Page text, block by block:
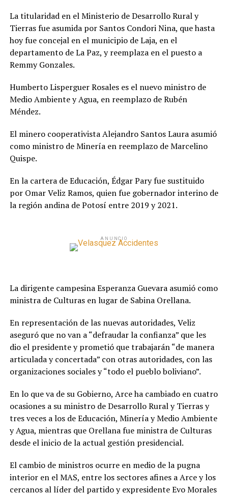
La titularidad en el Ministerio de Desarrollo Rural y
Tierras fue asumida por Santos Condori Nina, que hasta
hoy fue concejal en el municipio de Laja, en el
departamento de La Paz, y reemplaza en el puesto a
Remmy Gonzales.
Humberto Lisperguer Rosales es el nuevo ministro de
Medio Ambiente y Agua, en reemplazo de Rubén
Méndez.
El minero cooperativista Alejandro Santos Laura asumió
como ministro de Minería en reemplazo de Marcelino
Quispe.
En la cartera de Educación, Édgar Pary fue sustituido
por Omar Veliz Ramos, quien fue gobernador interino de
la región andina de Potosí entre 2019 y 2021.
ANUNCIO
La dirigente campesina Esperanza Guevara asumió como
ministra de Culturas en lugar de Sabina Orellana.
En representación de las nuevas autoridades, Veliz
aseguró que no van a “defraudar la confianza” que les
dio el presidente y prometió que trabajarán “de manera
articulada y concertada” con otras autoridades, con las
organizaciones sociales y “todo el pueblo boliviano”.
En lo que va de su Gobierno, Arce ha cambiado en cuatro
ocasiones a su ministro de Desarrollo Rural y Tierras y
tres veces a los de Educación, Minería y Medio Ambiente
y Agua, mientras que Orellana fue ministra de Culturas
desde el inicio de la actual gestión presidencial.
El cambio de ministros ocurre en medio de la pugna
interior en el MAS, entre los sectores afines a Arce y los
cercanos al líder del partido y expresidente Evo Morales